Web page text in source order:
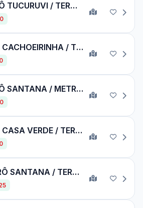
METRÔ TUCURUVI / TERM. PQ. D. PEDRO II
TERM. CACHOEIRINHA / TERM. PINHEIROS
METRÔ SANTANA / METRÔ VL. MADALENA
TERM. CASA VERDE / TERM. PQ. D. PEDRO II
METRÔ SANTANA / TERM. PINHEIROS